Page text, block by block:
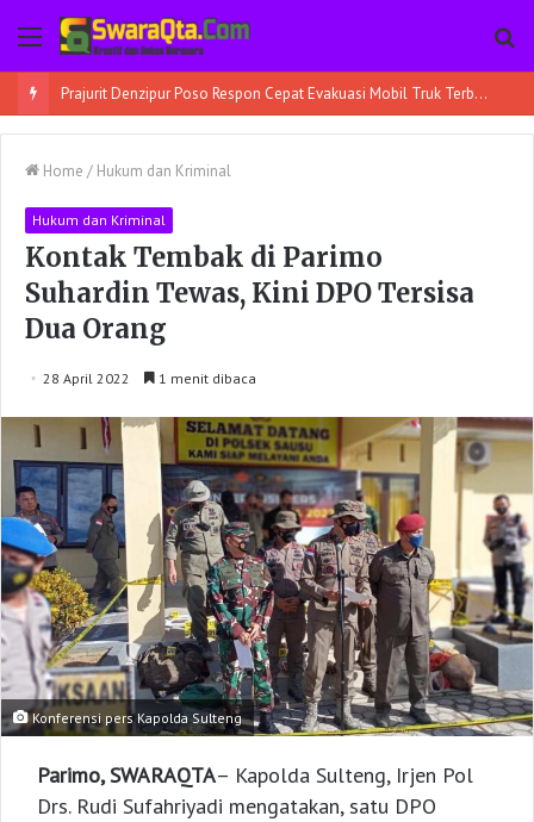
Menu
Prajurit Denzipur Poso Respon Cepat Evakuasi Mobil Truk Terbalik
Home / Hukum dan Kriminal
Hukum dan Kriminal
Kontak Tembak di Parimo
Suhardin Tewas, Kini DPO Tersisa
Dua Orang
28 April 2022 1 menit dibaca
Konferensi pers Kapolda Sulteng
Parimo, SWARAQTA– Kapolda Sulteng, Irjen Pol
Drs. Rudi Sufahriyadi mengatakan, satu DPO